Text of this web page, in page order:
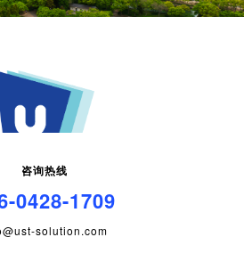
咨询热线
0428-1709
solution.com